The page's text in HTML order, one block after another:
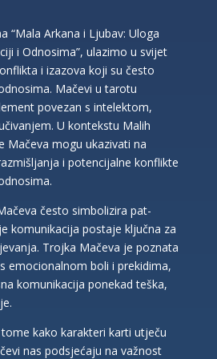
“Mala Arkana i Ljubav: Uloga
i Odnosima”, ulazimo u svijet
i izazova koji su često
Mačevi u tarotu
povezan s intelektom,
U kontekstu Malih
Mačeva mogu ukazivati na
i potencijalne konflikte
često simbolizira pat-
komunikacija postaje ključna za
Trojka Mačeva je poznata
emocionalnom boli i prekidima,
komunikacija ponekad teška,
kako karakteri karti utječu
nas podsjećaju na važnost